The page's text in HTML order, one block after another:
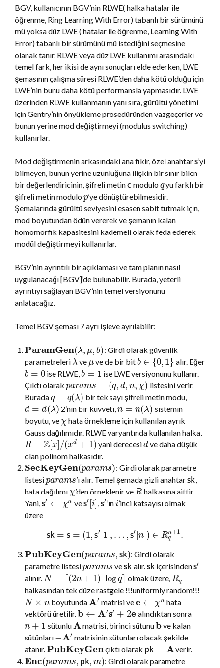
BGV, kullanıcının BGV’nin RLWE( halka hatalar ile
öğrenme, Ring Learning With Error) tabanlı bir sürümünü
mü yoksa düz LWE ( hatalar ile öğrenme, Learning With
Error) tabanlı bir sürümünü mü istediğini seçmesine
olanak tanır. RLWE veya düz LWE kullanımı arasındaki
temel fark, her ikisi de aynı sonuçları elde ederken, LWE
şemasının çalışma süresi RLWE’den daha kötü olduğu için
LWE’nin bunu daha kötü performansla yapmasıdır. LWE
üzerinden RLWE kullanmanın yanı sıra, gürültü yönetimi
için Gentry’nin önyükleme prosedüründen vazgeçerler ve
bunun yerine mod değiştirmeyi (modulus switching)
kullanırlar.
Mod değiştirmenin arkasındaki ana fikir, özel anahtars’yi
bilmeyen, bunun yerine uzunluğuna ilişkin bir sınır bilen
bir değerlendiricinin, şifreli metinc modulo q’yu farklı bir
şifreli metin modulo p’ye dönüştürebilmesidir.
Şemalarında gürültü seviyesini esasen sabit tutmak için,
mod boyutundan ödün vererek ve şemanın kalan
homomorfik kapasitesini kademeli olarak feda ederek
modül değiştirmeyi kullanırlar.
BGV’nin ayrıntılı bir açıklaması ve tam planın nasıl
uygulanacağı [BGV]’de bulunabilir. Burada, yeterli
ayrıntıyı sağlayan BGV’nin temel versiyonunu
anlatacağız.
Temel BGV şeması 7 ayrı işleve ayrılabilir:
ParamGen(λ, μ, b): Girdi olarak güvenlik
parametreleri λve μve de bir bitb ∈ {0, 1} alır. Eğer
b = 0ise RLWE,b = 1 ise LWE versiyonunu kullanır.
Çıktı olarak params = (q, d, n, χ) listesini verir.
Buradaq = q(λ) bir tek sayı şifreli metin modu,
d = d(λ) 2’nin bir kuvveti,n = n(λ) sistemin
boyutu, ve χ hata örnekleme için kullanılan ayrık
Gauss dağılımıdır. RLWE varyantında kullanılan halka,
R = Z[x]/(xd + 1) yani derecesidve daha düşük
olan polinom halkasıdır.
SecKeyGen(params): Girdi olarak parametre
listesiparams’ı alır. Temel şemada gizli anahtarsk,
hata dağılımı χ’den örneklenir veR halkasına aittir.
Yani,s′ ← χn ves′ [i] ,s′’ıni’inci katsayısı olmak
üzere
sk = s = (1, s′ [1], … , s′ [n]) ∈ Rn+1
q .
PubKeyGen(params, sk): Girdi olarak
parametre listesiparams vesk alır.sk içerisindens′
alınır.N = ⌈(2n + 1) log q⌉ olmak üzere,Rq
halkasından tek düze rastgele !!!uniformly random!!!
N × n boyutundaA′ matrisi vee ← χn hata
vektörü üretilir. b ← A′s′ + 2e alındıktan sonra
n + 1 sütunluAmatrisi, birinci sütunubve kalan
sütünları −A′ matrisinin sütunları olacak şekilde
atanır. PubKeyGençıktı olarak pk = Averir.
Enc(params, p k, m): Girdi olarak parametre